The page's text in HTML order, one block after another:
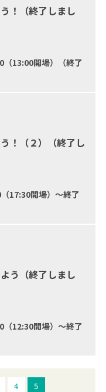
！（終了しまし
13:00開場）（終了
！（２）（終了し
17:30開場）～終了
う（終了しまし
12:30開場）～終了
4 5